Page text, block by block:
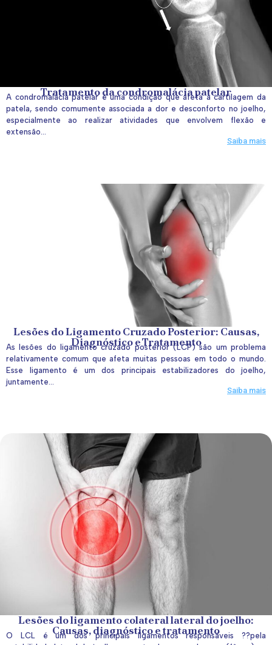
Tratamento da condromalácia patelar
A condromalácia patelar é uma condição que afeta a cartilagem da
patela, sendo comumente associada a dor e desconforto no joelho,
especialmente ao realizar atividades que envolvem flexão e
extensão...
Saiba mais
Lesões do Ligamento Cruzado Posterior: Causas,
Diagnóstico e Tratamento
As lesões do ligamento cruzado posterior (LCP) são um problema
relativamente comum que afeta muitas pessoas em todo o mundo.
Esse ligamento é um dos principais estabilizadores do joelho,
juntamente...
Saiba mais
Lesões do ligamento colateral lateral do joelho:
Causas, diagnóstico e tratamento
O LCL é um dos principais ligamentos responsáveis ??pela